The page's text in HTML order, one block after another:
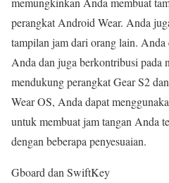
perangkat Android Wear. Anda
tampilan jam dari orang lain. Anda
Anda dan juga berkontribusi pada
mendukung perangkat Gear S2
Wear OS, Anda dapat
untuk membuat jam tangan Anda
dengan beberapa penyesuaian.
Gboard dan SwiftKey